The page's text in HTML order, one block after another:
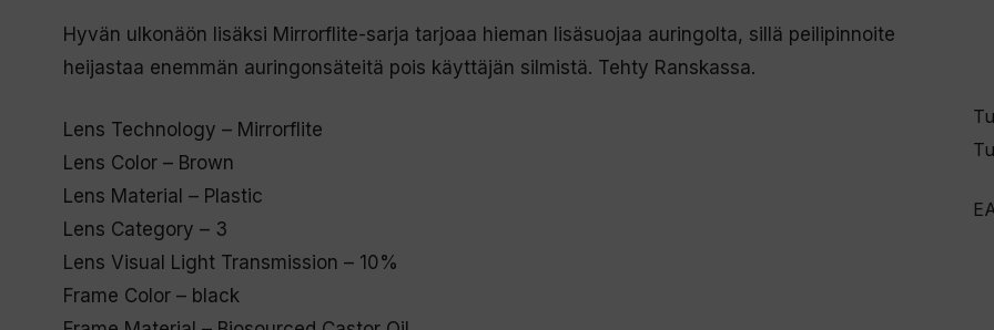
Hyvän ulkonäön lisäksi Mirrorflite-sarja tarjoaa hieman lisäsuojaa auringolta, sillä peilipinnoite
heijastaa enemmän auringonsäteitä pois käyttäjän silmistä. Tehty Ranskassa.
Lens Technology – Mirrorflite
Lens Color – Brown
Lens Material – Plastic
Lens Category – 3
Lens Visual Light Transmission – 10%
Frame Color – black